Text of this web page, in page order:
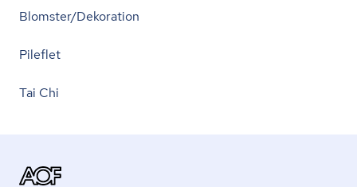
Blomster/Dekoration
Pileflet
Tai Chi